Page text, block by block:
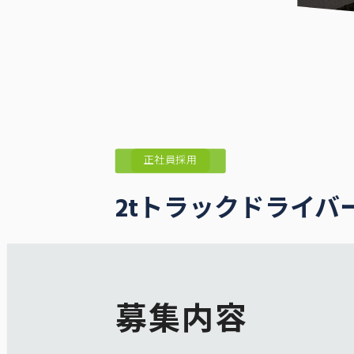
正社員採用
2tトラックドライバ
募集内容